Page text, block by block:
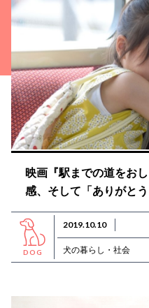
映画『駅までの道をお
感、そして「ありがとう
DOG
2019.10.10
犬の暮らし・社会